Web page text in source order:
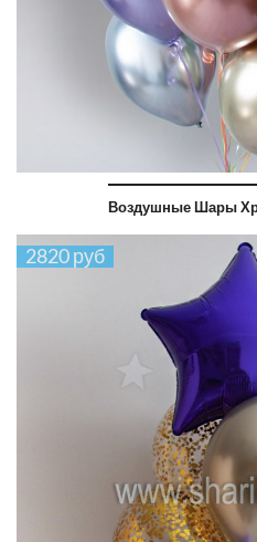
Воздушные Шары
2820 руб